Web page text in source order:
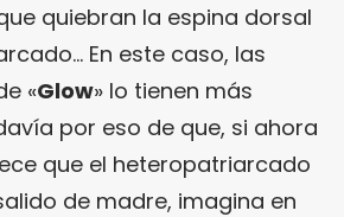
quiebran la espina dorsal
En este caso, las
«Glow» lo tienen más
por eso de que, si ahora
que el heteropatriarcado
de madre, imagina en